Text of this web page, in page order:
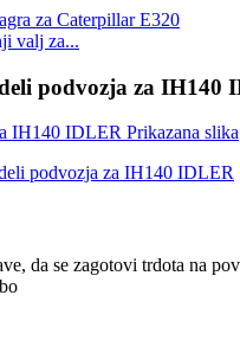
valj za...
podvozja za IH140
da se zagotovi trdota na